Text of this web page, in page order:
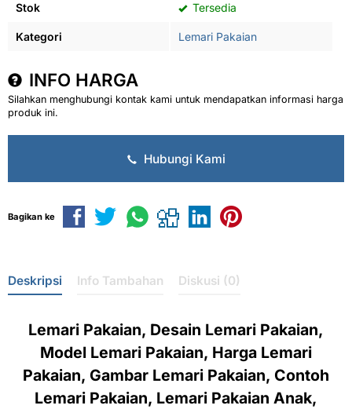
Stok Tersedia
Kategori Lemari Pakaian
INFO HARGA
Silahkan menghubungi kontak kami untuk mendapatkan informasi harga
produk ini.
Hubungi Kami
Bagikan ke
Deskripsi Info Tambahan Diskusi (0)
Lemari Pakaian, Desain Lemari Pakaian,
Model Lemari Pakaian, Harga Lemari
Pakaian, Gambar Lemari Pakaian, Contoh
Lemari Pakaian, Lemari Pakaian Anak,